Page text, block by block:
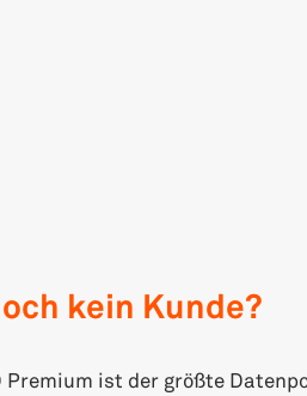
kein Kunde?
Premium ist der größte